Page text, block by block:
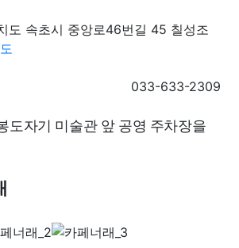
도 속초시 중앙로46번길 45 칠성조
033-633-2309
도자기 미술관 앞 공영 주차장을